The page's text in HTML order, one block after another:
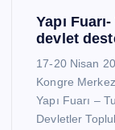
Yapı
devlet
17-20 Nisan
Kongre
Yapı Fuarı –
Devletler